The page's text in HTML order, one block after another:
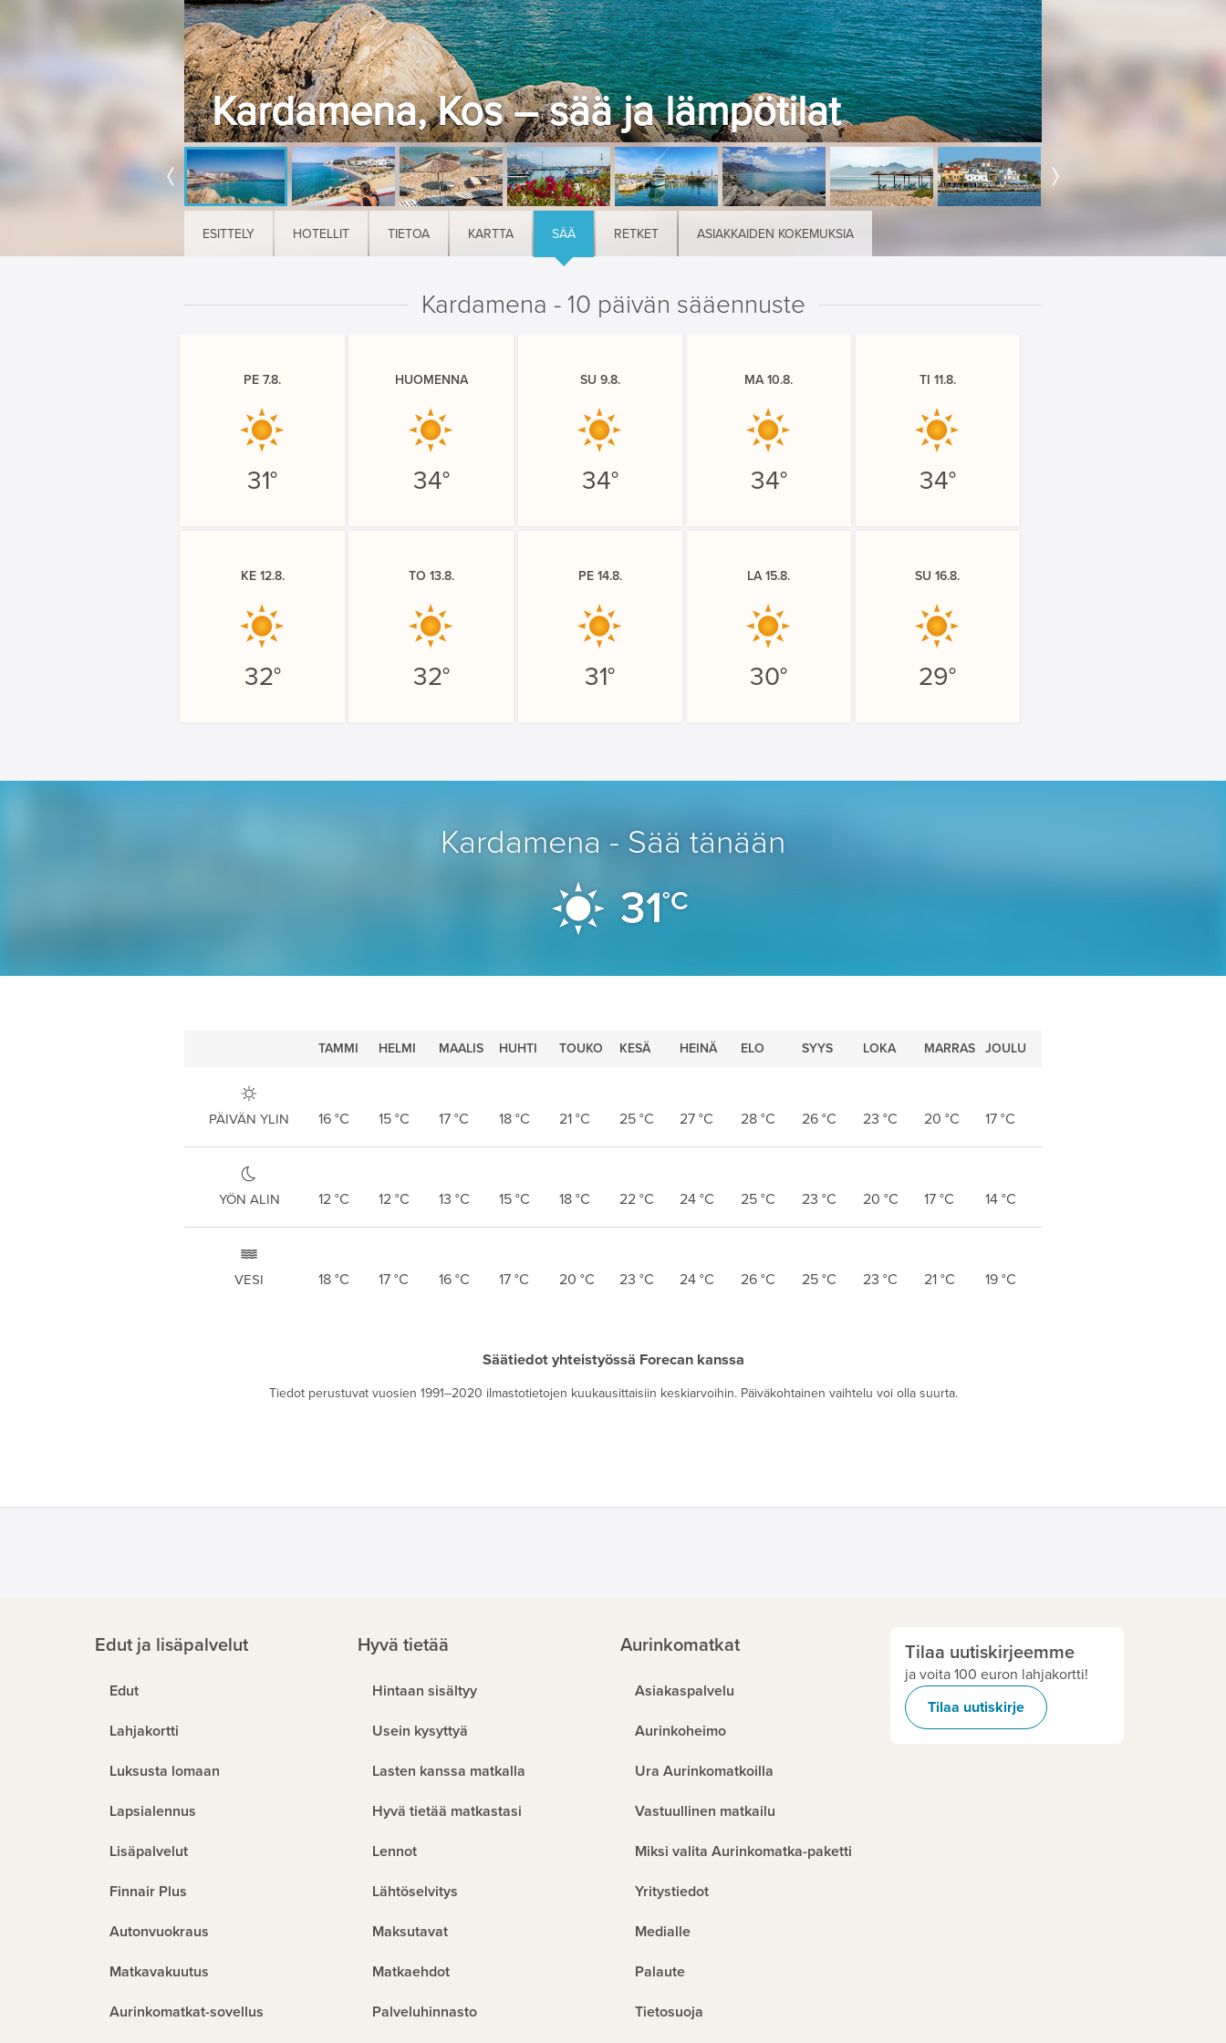
Kardamena, Kos – sää ja lämpötilat
ESITTELY HOTELLIT TIETOA KARTTA SÄÄ RETKET ASIAKKAIDEN KOKEMUKSIA
Kardamena - 10 päivän sääennuste
PE 7.8.
31°
HUOMENNA
34°
SU 9.8.
34°
MA 10.8.
34°
TI 11.8.
34°
KE 12.8.
32°
TO 13.8.
32°
PE 14.8.
31°
LA 15.8.
30°
SU 16.8.
29°
Kardamena - Sää tänään
31°C
TAMMI HELMI MAALIS HUHTI TOUKO KESÄ HEINÄ ELO SYYS LOKA MARRAS JOULU
PÄIVÄN YLIN 16 °C 15 °C 17 °C 18 °C 21 °C 25 °C 27 °C 28 °C 26 °C 23 °C 20 °C 17 °C
YÖN ALIN 12 °C 12 °C 13 °C 15 °C 18 °C 22 °C 24 °C 25 °C 23 °C 20 °C 17 °C 14 °C
VESI 18 °C 17 °C 16 °C 17 °C 20 °C 23 °C 24 °C 26 °C 25 °C 23 °C 21 °C 19 °C
Säätiedot yhteistyössä Forecan kanssa
Tiedot perustuvat vuosien 1991–2020 ilmastotietojen kuukausittaisiin keskiarvoihin. Päiväkohtainen vaihtelu voi olla suurta.
Edut ja lisäpalvelut
Edut
Lahjakortti
Luksusta lomaan
Lapsialennus
Lisäpalvelut
Finnair Plus
Autonvuokraus
Matkavakuutus
Aurinkomatkat-sovellus
Hyvä tietää
Hintaan sisältyy
Usein kysyttyä
Lasten kanssa matkalla
Hyvä tietää matkastasi
Lennot
Lähtöselvitys
Maksutavat
Matkaehdot
Palveluhinnasto
Aurinkomatkat
Asiakaspalvelu
Aurinkoheimo
Ura Aurinkomatkoilla
Vastuullinen matkailu
Miksi valita Aurinkomatka-paketti
Yritystiedot
Medialle
Palaute
Tietosuoja
Tilaa uutiskirjeemme
ja voita 100 euron lahjakortti!
Tilaa uutiskirje